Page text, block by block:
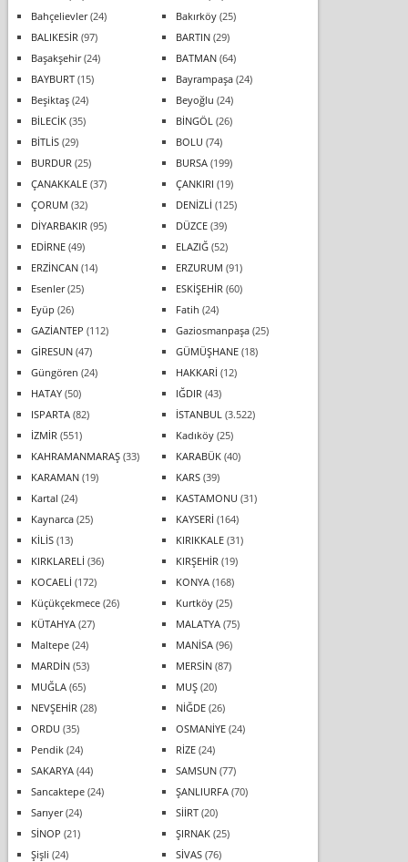
Bahçelievler(24) Bakırköy(25)
BALIKESİR (97) BARTIN(29)
Başakşehir(24) BATMAN(64)
BAYBURT(15) Bayrampaşa(24)
Beşiktaş(24) Beyoğlu (24)
BİLECİK(35) BİNGÖL (26)
BİTLİS(29) BOLU (74)
BURDUR (25) BURSA(199)
ÇANAKKALE(37) ÇANKIRI (19)
ÇORUM (32) DENİZLİ (125)
DİYARBAKIR (95) DÜZCE(39)
EDİRNE(49) ELAZIĞ(52)
ERZİNCAN(14) ERZURUM (91)
Esenler(25) ESKİŞEHİR (60)
Eyüp (26) Fatih (24)
GAZİANTEP (112) Gaziosmanpaşa(25)
GİRESUN(47) GÜMÜŞHANE(18)
Güngören (24) HAKKARİ (12)
HATAY(50) IĞDIR (43)
ISPARTA(82) İSTANBUL (3.522)
İZMİR (551) Kadıköy(25)
KAHRAMANMARAŞ(33) KARABÜK(40)
KARAMAN(19) KARS(39)
Kartal (24) KASTAMONU (31)
Kaynarca(25) KAYSERİ (164)
KİLİS(13) KIRIKKALE(31)
KIRKLARELİ (36) KIRŞEHİR (19)
KOCAELİ (172) KONYA(168)
Küçükçekmece(26) Kurtköy(25)
KÜTAHYA(27) MALATYA(75)
Maltepe(24) MANİSA(96)
MARDİN(53) MERSİN(87)
MUĞLA(65) MUŞ(20)
NEVŞEHİR (28) NİĞDE(26)
ORDU (35) OSMANİYE(24)
Pendik(24) RİZE(24)
SAKARYA(44) SAMSUN(77)
Sancaktepe(24) ŞANLIURFA(70)
Sarıyer(24) SİİRT(20)
SİNOP (21) ŞIRNAK(25)
Şişli (24) SİVAS(76)